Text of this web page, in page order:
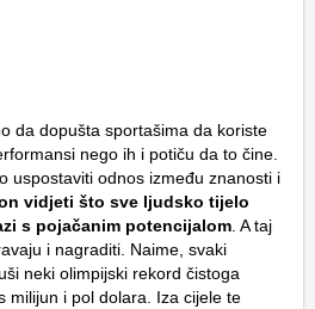
da dopušta sportašima da koriste
nego ih i potiču da to čine.
uspostaviti odnos između znanosti i
vidjeti što sve ljudsko tijelo
s pojačanim potencijalom . A taj
i nagraditi. Naime, svaki
neki olimpijski rekord čistoga
milijun i pol dolara. Iza cijele te